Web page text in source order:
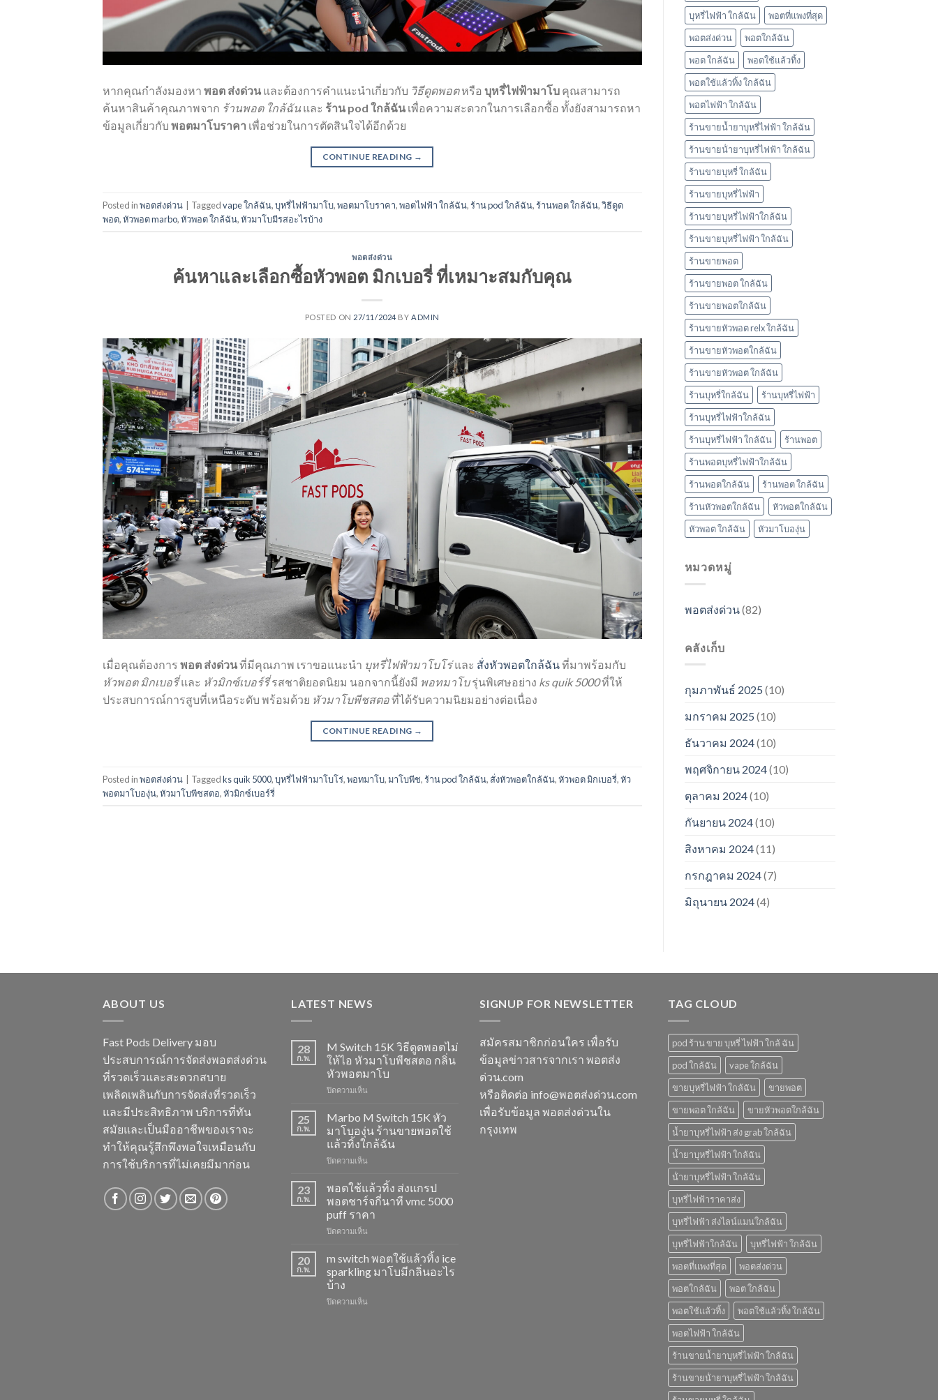
หากคุณกำลังมองหา พอต ส่งด่วน และต้องการคำแนะนำเกี่ยวกับ วิธีดูดพอตหรือ บุหรี่ไฟฟ้ามาโบ คุณสามารถ
ค้นหาสินค้าคุณภาพจาก ร้านพอต ใกล้ฉัน และ ร้าน pod ใกล้ฉัน เพื่อความสะดวกในการเลือกซื้อ ทั้งยังสามารถหา
ข้อมูลเกี่ยวกับ พอตมาโบราคา เพื่อช่วยในการตัดสินใจได้อีกด้วย
CONTINUE READING →
Posted inพอตส่งด่วน Taggedvape ใกล้ฉัน,บุหรี่ไฟฟ้ามาโบ,พอตมาโบราคา,พอตไฟฟ้า ใกล้ฉัน,ร้าน pod ใกล้ฉัน,ร้านพอต ใกล้ฉัน,วิธีดูด
พอต,หัวพอต marbo,หัวพอต ใกล้ฉัน,หัวมาโบมีรสอะไรบ้าง
พอตส่งด่วน
ค้นหาและเลือกซื้อหัวพอต มิกเบอรี่ ที่เหมาะสมกับคุณ
POSTED ON 27/11/2024 BYADMIN
เมื่อคุณต้องการ พอต ส่งด่วนที่มีคุณภาพ เราขอแนะนำ บุหรี่ไฟฟ้ามาโบโร่และ สั่งหัวพอตใกล้ฉันที่มาพร้อมกับ
หัวพอต มิกเบอรี่และ หัวมิกซ์เบอร์รี่รสชาติยอดนิยม นอกจากนี้ยังมี พอทมาโบรุ่นพิเศษอย่าง ks quik 5000ที่ให้
ประสบการณ์การสูบที่เหนือระดับ พร้อมด้วย หัวมาโบพีชสตอที่ได้รับความนิยมอย่างต่อเนื่อง
CONTINUE READING →
Posted inพอตส่งด่วน Taggedks quik 5000,บุหรี่ไฟฟ้ามาโบโร่,พอทมาโบ,มาโบพีช,ร้าน pod ใกล้ฉัน, สั่งหัวพอตใกล้ฉัน,หัวพอต มิกเบอรี่,หัว
พอตมาโบองุ่น,หัวมาโบพีชสตอ,หัวมิกซ์เบอร์รี่
บุหรี่ไฟฟ้า ใกล้ฉัน
พอตที่แพงที่สุด
พอตส่งด่วน
พอตใกล้ฉัน
พอต ใกล้ฉัน
พอตใช้แล้วทิ้ง
พอตใช้แล้วทิ้ง ใกล้ฉัน
พอตไฟฟ้า ใกล้ฉัน
ร้านขายน้ำยาบุหรี่ไฟฟ้า ใกล้ฉัน
ร้านขายน้ํายาบุหรี่ไฟฟ้า ใกล้ฉัน
ร้านขายบุหรี่ ใกล้ฉัน
ร้านขายบุหรี่ไฟฟ้า
ร้านขายบุหรี่ไฟฟ้าใกล้ฉัน
ร้านขายบุหรี่ไฟฟ้า ใกล้ฉัน
ร้านขายพอต
ร้านขายพอต ใกล้ฉัน
ร้านขายพอตใกล้ฉัน
ร้านขายหัวพอต relx ใกล้ฉัน
ร้านขายหัวพอตใกล้ฉัน
ร้านขายหัวพอต ใกล้ฉัน
ร้านบุหรี่ใกล้ฉัน
ร้านบุหรี่ไฟฟ้า
ร้านบุหรี่ไฟฟ้าใกล้ฉัน
ร้านบุหรี่ไฟฟ้า ใกล้ฉัน
ร้านพอต
ร้านพอตบุหรี่ไฟฟ้าใกล้ฉัน
ร้านพอตใกล้ฉัน
ร้านพอต ใกล้ฉัน
ร้านหัวพอตใกล้ฉัน
หัวพอตใกล้ฉัน
หัวพอต ใกล้ฉัน
หัวมาโบองุ่น
หมวดหมู่
พอตส่งด่วน(82)
คลังเก็บ
กุมภาพันธ์ 2025 (10)
มกราคม 2025 (10)
ธันวาคม 2024(10)
พฤศจิกายน 2024(10)
ตุลาคม 2024(10)
กันยายน 2024(10)
สิงหาคม 2024(11)
กรกฎาคม 2024(7)
มิถุนายน 2024(4)
ABOUT US
Fast Pods Delivery มอบ
ประสบการณ์การจัดส่งพอตส่งด่วน
ที่รวดเร็วและสะดวกสบาย
เพลิดเพลินกับการจัดส่งที่รวดเร็ว
และมีประสิทธิภาพ บริการที่ทัน
สมัยและเป็นมืออาชีพของเราจะ
ทำให้คุณรู้สึกพึงพอใจเหมือนกับ
การใช้บริการที่ไม่เคยมีมาก่อน
LATEST NEWS
28
ก.พ.
M Switch 15K วิธีดูดพอตไม่
ให้ไอ หัวมาโบพีชสตอ กลิ่น
หัวพอตมาโบ
ปิดความเห็น
Switch
15K
วิธี
ดูด
พอต
ให้
ไอ
หัว
มา
โบ
สตอ
หัว
ตมา
25
ก.พ.
Marbo M Switch 15K หัว
มาโบองุ่น ร้านขายพอตใช้
แล้วทิ้งใกล้ฉัน
ปิดความเห็น
M
Switch
15K
หัว
มา
องุ่น
ขาย
ใช้
23
ก.พ.
พอตใช้แล้วทิ้ง ส่งแกรป
พอตชาร์จกี่นาที vmc 5000
puff ราคา
ปิดความเห็น
แล้ว
ทิ้ง
แกรป
20
ก.พ.
m switch พอตใช้แล้วทิ้ง ice
sparkling มาโบมีกลิ่นอะไร
บ้าง
ปิดความเห็น
SIGNUP FOR NEWSLETTER
สมัครสมาชิกก่อนใคร เพื่อรับ
ข้อมูลข่าวสารจากเรา พอตส่ง
ด่วน.com
หรือติดต่อ info@พอตส่งด่วน.com
เพื่อรับข้อมูล พอตส่งด่วนใน
กรุงเทพ
TAG CLOUD
pod ร้าน ขาย บุหรี่ ไฟฟ้า ใกล้ ฉัน
pod ใกล้ฉัน
vape ใกล้ฉัน
ขายบุหรี่ไฟฟ้า ใกล้ฉัน
ขายพอต
ขายพอต ใกล้ฉัน
ขายหัวพอตใกล้ฉัน
น้ำยาบุหรี่ไฟฟ้า ส่ง grab ใกล้ฉัน
น้ำยาบุหรี่ไฟฟ้า ใกล้ฉัน
น้ํายาบุหรี่ไฟฟ้า ใกล้ฉัน
บุหรี่ไฟฟ้าราคาส่ง
บุหรี่ไฟฟ้า ส่งไลน์แมนใกล้ฉัน
บุหรี่ไฟฟ้าใกล้ฉัน
บุหรี่ไฟฟ้า ใกล้ฉัน
พอตที่แพงที่สุด
พอตส่งด่วน
พอตใกล้ฉัน
พอต ใกล้ฉัน
พอตใช้แล้วทิ้ง
พอตใช้แล้วทิ้ง ใกล้ฉัน
พอตไฟฟ้า ใกล้ฉัน
ร้านขายน้ำยาบุหรี่ไฟฟ้า ใกล้ฉัน
ร้านขายน้ํายาบุหรี่ไฟฟ้า ใกล้ฉัน